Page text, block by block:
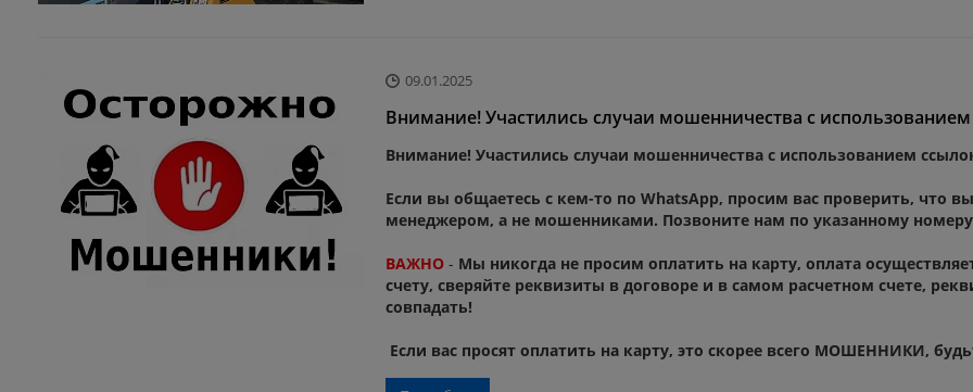
09.01.2025
Внимание! Участились случаи мошенничества с
Внимание! Участились случаи мошенничества с использованием
Если вы общаетесь с кем-то по WhatsApp, просим вас проверить, что
менеджером, а не мошенниками. Позвоните нам по указанному номеру
ВАЖНО - Мы никогда не просим оплатить на карту, оплата
счету, сверяйте реквизиты в договоре и в самом расчетном счете,
совпадать!
Если вас просят оплатить на карту, это скорее всего МОШЕННИКИ,